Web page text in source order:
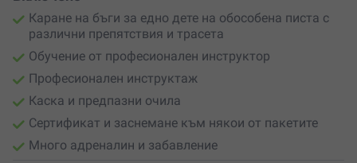
Каране на бъги за едно дете на обособена писта с
различни препятствия и трасета
Обучение от професионален инструктор
Професионален инструктаж
Каска и предпазни очила
Сертификат и заснемане към някои от пакетите
Много адреналин и забавление